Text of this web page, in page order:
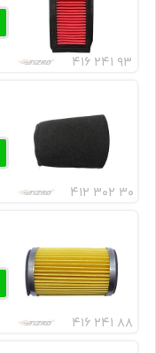
۴۱۶ ۲۴۱ ۹۳
۴۱۲ ۳۰۲ ۳۰
۴۱۶ ۲۴۱ ۸۸